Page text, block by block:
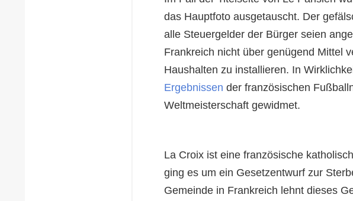
das Hauptfoto ausgetauscht. Der
alle Steuergelder der Bürger seien
Frankreich nicht über genügend Mittel
Haushalten zu installieren. In
Ergebnissen der französischen
Weltmeisterschaft gewidmet.
La Croix ist eine französische
ging es um ein Gesetzentwurf zur
Gemeinde in Frankreich lehnt dieses